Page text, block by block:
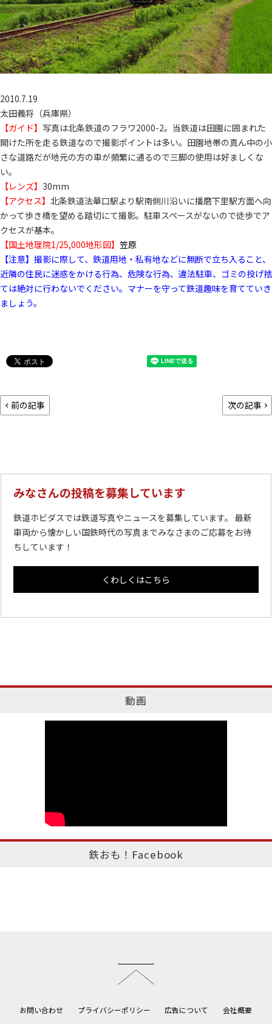
2010.7.19
太田義将（兵庫県）
【ガイド】 写真は北条鉄道のフラワ2000-2。当鉄道は田園に囲まれた
開けた所を走る鉄道なので撮影ポイントは多い。田園地帯の真ん中の小
さな道路だが地元の方の車が頻繁に通るので三脚の使用は好ましくな
い。
【レンズ】 30mm
【アクセス】 北条鉄道法華口駅より駅南側川沿いに播磨下里駅方面へ向
かって歩き橋を望める踏切にて撮影。駐車スペースがないので徒歩でア
クセスが基本。
【国土地理院1/25,000地形図】 笠原
【注意】撮影に際して、鉄道用地・私有地などに無断で立ち入ること、
近隣の住民に迷惑をかける行為、危険な行為、違法駐車、ゴミの投げ捨
ては絶対に行わないでください。マナーを守って鉄道趣味を育てていき
ましょう。
前の記事 次の記事
みなさんの投稿を募集しています
鉄道ホビダスでは鉄道写真やニュースを募集しています。 最新
車両から懐かしい国鉄時代の写真までみなさまのご応募をお待
ちしています！
くわしくはこちら
動画
鉄おも！Facebook
お問い合わせ プライバシーポリシー 広告について 会社概要